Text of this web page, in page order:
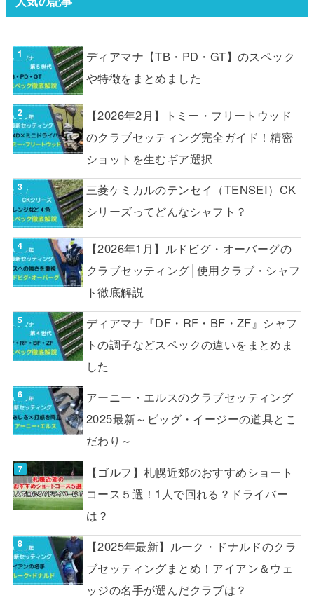
ディアマナ【TB・PD・GT】のスペック
や特徴をまとめました
【2026年2月】トミー・フリートウッド
のクラブセッティング完全ガイド！精密
ショットを生むギア選択
三菱ケミカルのテンセイ（TENSEI）CK
シリーズってどんなシャフト？
【2026年1月】ルドビグ・オーバーグの
クラブセッティング│使用クラブ・シャフ
ト徹底解説
ディアマナ『DF・RF・BF・ZF』シャフ
トの調子などスペックの違いをまとめま
した
アーニー・エルスのクラブセッティング
2025最新～ビッグ・イージーの道具とこ
だわり～
【ゴルフ】札幌近郊のおすすめショート
コース５選！1人で回れる？ドライバー
は？
【2025年最新】ルーク・ドナルドのクラ
ブセッティングまとめ！アイアン＆ウェ
ッジの名手が選んだクラブは？